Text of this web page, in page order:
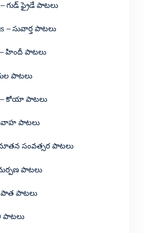
– గుడ్ ఫ్రైడే పాటలు
– సువార్త పాటలు
– హిందీ పాటలు
పాటలు
– కోయా పాటలు
వివాహ పాటలు
నూతన సంవత్సర పాటలు
పాటలు
పాత పాటలు
పాటలు